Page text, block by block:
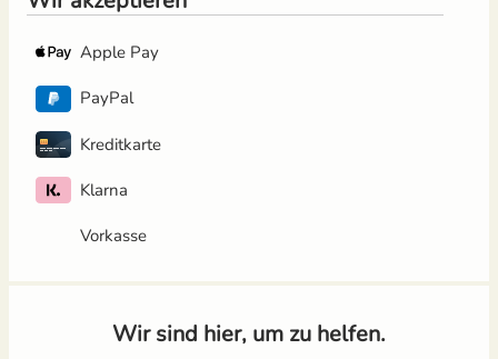
Apple Pay
PayPal
Kreditkarte
Klarna
Vorkasse
Wir sind hier, um zu helfen.